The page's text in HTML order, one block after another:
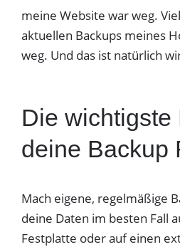
meine Website war weg.
aktuellen Backups meines
weg. Und das ist natürlich
Die wichtigste
deine Backup
Mach eigene, regelmäßige
deine Daten im besten Fall
Festplatte oder auf einen